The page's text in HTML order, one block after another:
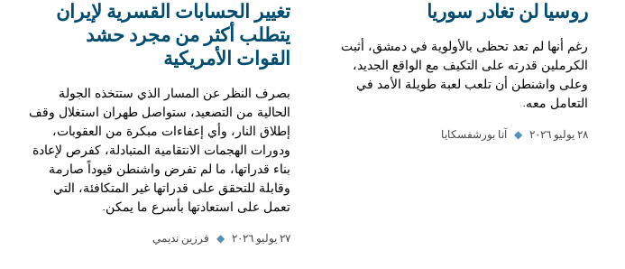
روسيا لن تغادر سوريا
رغم أنها لم تعد تحظى بالأولوية في دمشق، أثبت
الكرملين قدرته على التكيف مع الواقع الجديد،
وعلى واشنطن أن تلعب لعبة طويلة الأمد في
التعامل معه.
٢٨ يوليو ٢٠٢٦ ◆ آنا بورشفسكايا
تغيير الحسابات القسرية لإيران
يتطلب أكثر من مجرد حشد
القوات الأمريكية
بصرف النظر عن المسار الذي ستتخذه الجولة
الحالية من التصعيد، ستواصل طهران استغلال وقف
إطلاق النار، وأي إعفاءات مبكرة من العقوبات،
ودورات الهجمات الانتقامية المتبادلة، كفرص لإعادة
بناء قدراتها، ما لم تفرض واشنطن قيوداً صارمة
وقابلة للتحقق على قدراتها غير المتكافئة، التي
تعمل على استعادتها بأسرع ما يمكن.
٢٧ يوليو ٢٠٢٦ ◆ فرزين نديمي